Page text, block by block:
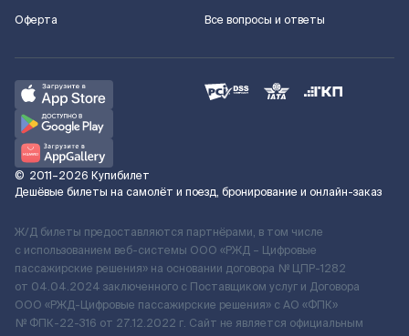
Оферта
Все вопросы и ответы
© 2011–2026 Купибилет
Дешёвые билеты на самолёт и поезд, бронирование и онлайн-заказ
Ж/Д билеты предоставляются партнёрами, в том числе
с использованием веб-системы ООО «РЖД – Цифровые
пассажирские решения» на основании договора № ЦПР-1282
от 04.04.2024 заключенного с Поставщиком услуг и Договора
ООО «РЖД-Цифровые пассажирские решения» c АО «ФПК»
№ ФПК-22-316 от 27.12.2022 г. Сайт не является официальным